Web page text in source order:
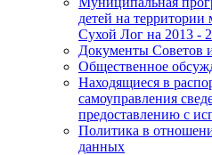
детей на
Сухой Лог на 2013 -
Документы Советов
Общественное
Находящиеся в
самоуправления
предоставлению с
Политика в
данных